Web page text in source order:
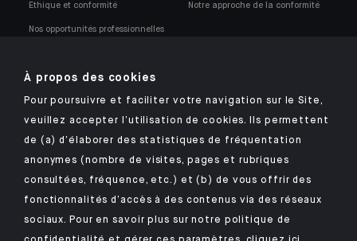
Ethique et conformité
Nos opportunités professionnelles
Notre approche de la conformité
Retrouvez notre application mobile Indosuez
MENTIONS LÉGALES
À propos des cookies
Pour poursuivre et faciliter votre navigation sur le Site,
veuillez accepter l’utilisation de cookies. Ils permettent
de (a) d’élaborer des statistiques de fréquentation
anonymes (nombre de visites, pages et rubriques
consultées, fréquence, etc.) et (b) de vous offrir des
fonctionnalités d’accès à des contenus via des réseaux
sociaux. Pour en savoir plus sur notre politique de